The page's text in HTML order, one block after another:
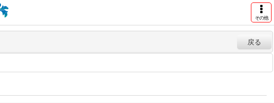
その他
戻る